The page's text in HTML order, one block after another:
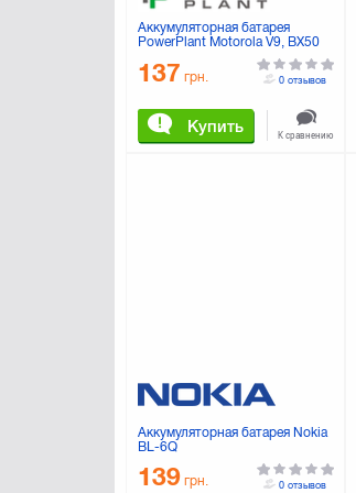
Аккумуляторная батарея
PowerPlant Motorola V9, BX50
137 грн.
Купить
0 отзывов
К сравнению
Аккумуляторная батарея Nokia
BL-6Q
139 грн. 0 отзывов